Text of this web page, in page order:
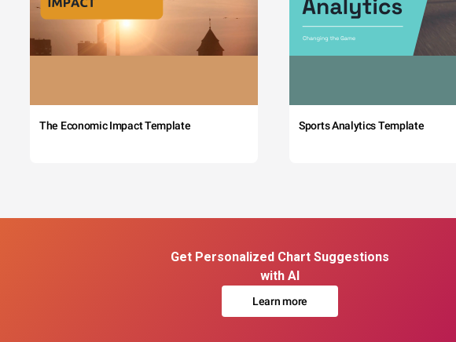
The Economic Impact Template Sports Analytics Template
Get Personalized Chart Suggestions
with AI
Learn more